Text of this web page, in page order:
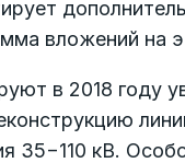
вложений на
в 2018
35−110 кВ.